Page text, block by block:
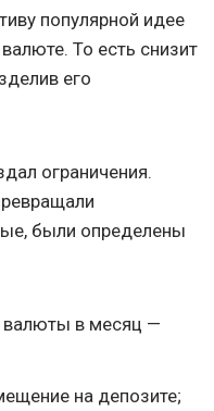
популярной идее
То есть снизит
его
ограничения.
были определены
валюты в месяц —
на депозите;